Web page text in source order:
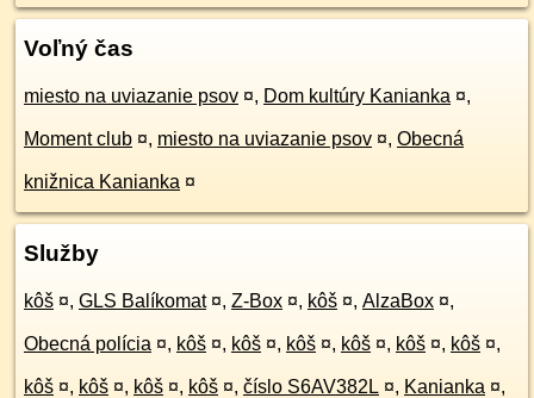
Voľný čas
miesto na uviazanie psov ¤, Dom kultúry Kanianka ¤,
Moment club ¤, miesto na uviazanie psov ¤, Obecná
knižnica Kanianka ¤
Služby
kôš ¤, GLS Balíkomat ¤, Z-Box ¤, kôš ¤, AlzaBox ¤,
Obecná polícia ¤, kôš ¤, kôš ¤, kôš ¤, kôš ¤, kôš ¤, kôš ¤,
kôš ¤, kôš ¤, kôš ¤, kôš ¤, číslo S6AV382L ¤, Kanianka ¤,